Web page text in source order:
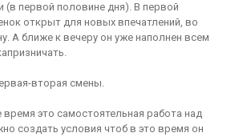
(в первой половине дня). В первой
открыт для новых впечатлений, во
А ближе к вечеру он уже наполнен всем
вторая смены.
время это самостоятельная работа над
создать условия чтоб в это время он